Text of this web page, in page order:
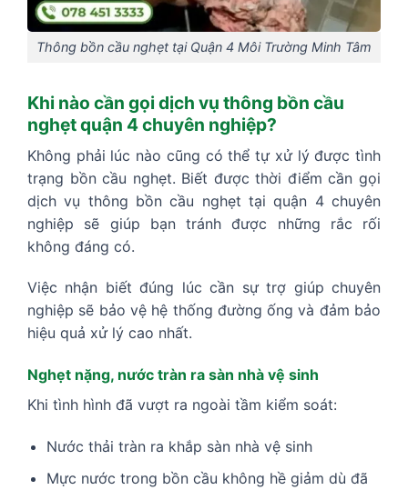
Thông bồn cầu nghẹt tại Quận 4 Môi Trường Minh Tâm
Khi nào cần gọi dịch vụ thông bồn cầu
nghẹt quận 4 chuyên nghiệp?
Không phải lúc nào cũng có thể tự xử lý được tình
trạng bồn cầu nghẹt. Biết được thời điểm cần gọi
dịch vụ thông bồn cầu nghẹt tại quận 4 chuyên
nghiệp sẽ giúp bạn tránh được những rắc rối
không đáng có.
Việc nhận biết đúng lúc cần sự trợ giúp chuyên
nghiệp sẽ bảo vệ hệ thống đường ống và đảm bảo
hiệu quả xử lý cao nhất.
Nghẹt nặng, nước tràn ra sàn nhà vệ sinh
Khi tình hình đã vượt ra ngoài tầm kiểm soát:
Nước thải tràn ra khắp sàn nhà vệ sinh
Mực nước trong bồn cầu không hề giảm dù đã